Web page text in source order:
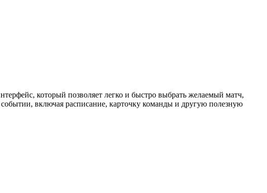
который позволяет легко и быстро выбрать желаемый матч,
включая расписание, карточку команды и другую полезную